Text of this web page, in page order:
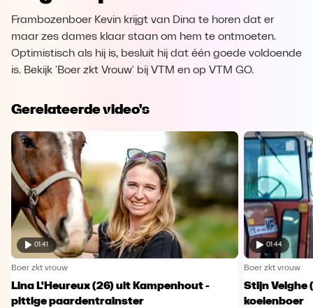
Frambozenboer Kevin krijgt van Dina te horen dat er
maar zes dames klaar staan om hem te ontmoeten.
Optimistisch als hij is, besluit hij dat één goede voldoende
is. Bekijk 'Boer zkt Vrouw' bij VTM en op VTM GO.
Gerelateerde video's
01:41
Boer zkt vrouw
Lina L'Heureux (26) uit Kampenhout -
pittige paardentrainster
01:44
Boer zkt vrouw
Stijn Velghe
koeienboer